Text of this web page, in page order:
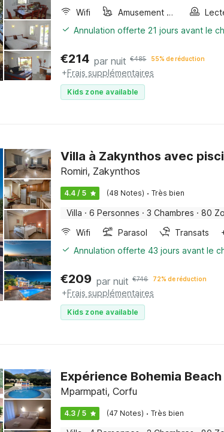
Wifi
Amusement pour les enfants
Annulation offerte 21 jours avant le
€214 par nuit €485 55% de réduction
+Frais supplémentaires
Kids zone available
Villa à Zakynthos avec
Romiri, Zakynthos
4.4 / 5 (48 Notes) · Très bien
Villa · 6 Personnes · 3 Chambres · 80
Wifi
Parasol Transats
Annulation offerte 43 jours avant le
€209 par nuit €746 72% de réduction
+Frais supplémentaires
Kids zone available
Expérience Bohemia
Mparmpati, Corfu
4.3 / 5 (47 Notes) · Très bien